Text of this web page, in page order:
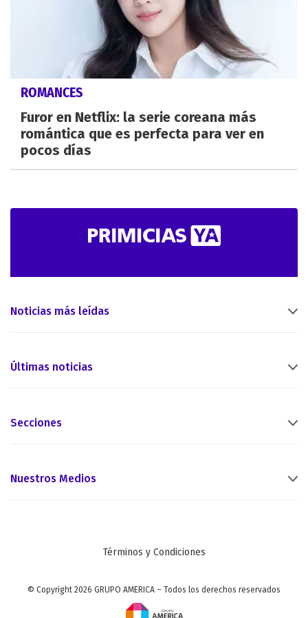
ROMANCES
Furor en Netflix: la serie coreana más
romántica que es perfecta para ver en
pocos días
Noticias más leídas
Últimas noticias
Secciones
Nuestros Medios
Términos y Condiciones
© Copyright 2026 GRUPO AMERICA – Todos los derechos reservados